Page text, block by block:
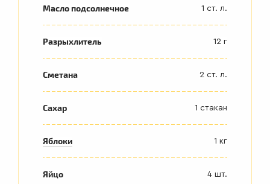
Масло подсолнечное 1 ст. л.
Разрыхлитель 12 г
Сметана 2 ст. л.
Сахар 1 стакан
Яблоки 1 кг
Яйцо 4 шт.